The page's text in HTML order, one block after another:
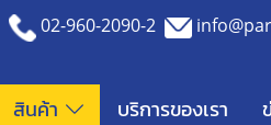
02-960-2090-2
สินค้า บริการของเรา